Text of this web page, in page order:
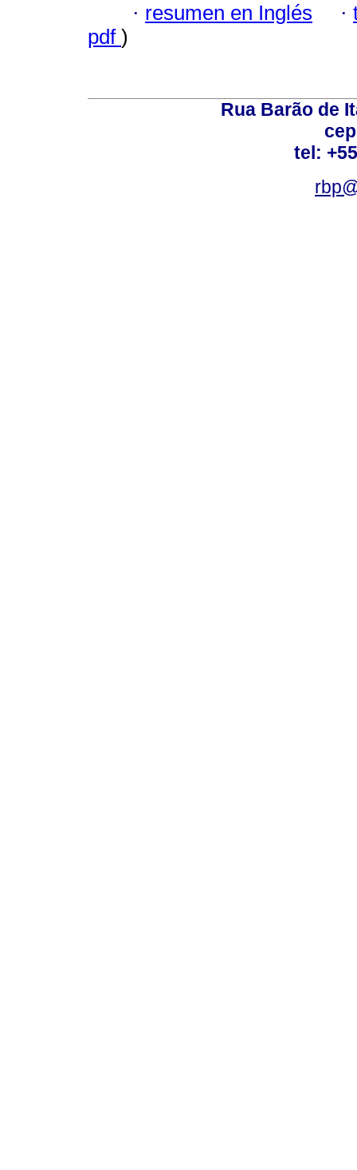
· resumen en Inglés ·
pdf )
Rua Barão de
tel: